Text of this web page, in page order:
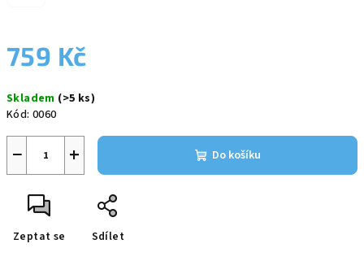
759 Kč
cena:
Skladem (>5 ks)
Kód: 0060
+
− Do košíku
Zeptat se Sdílet